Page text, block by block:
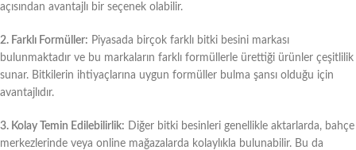
açısından avantajlı bir seçenek olabilir.
2. Farklı Formüller: Piyasada birçok farklı bitki besini markası
bulunmaktadır ve bu markaların farklı formüllerle ürettiği ürünler çeşitlilik
sunar. Bitkilerin ihtiyaçlarına uygun formüller bulma şansı olduğu için
avantajlıdır.
3. Kolay Temin Edilebilirlik: Diğer bitki besinleri genellikle aktarlarda, bahçe
merkezlerinde veya online mağazalarda kolaylıkla bulunabilir. Bu da